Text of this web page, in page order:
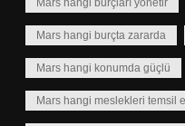
Mars hangi burçları yönetir
Mars hangi burçta zararda
Mars hangi konumda güçlü
Mars hangi meslekleri temsil